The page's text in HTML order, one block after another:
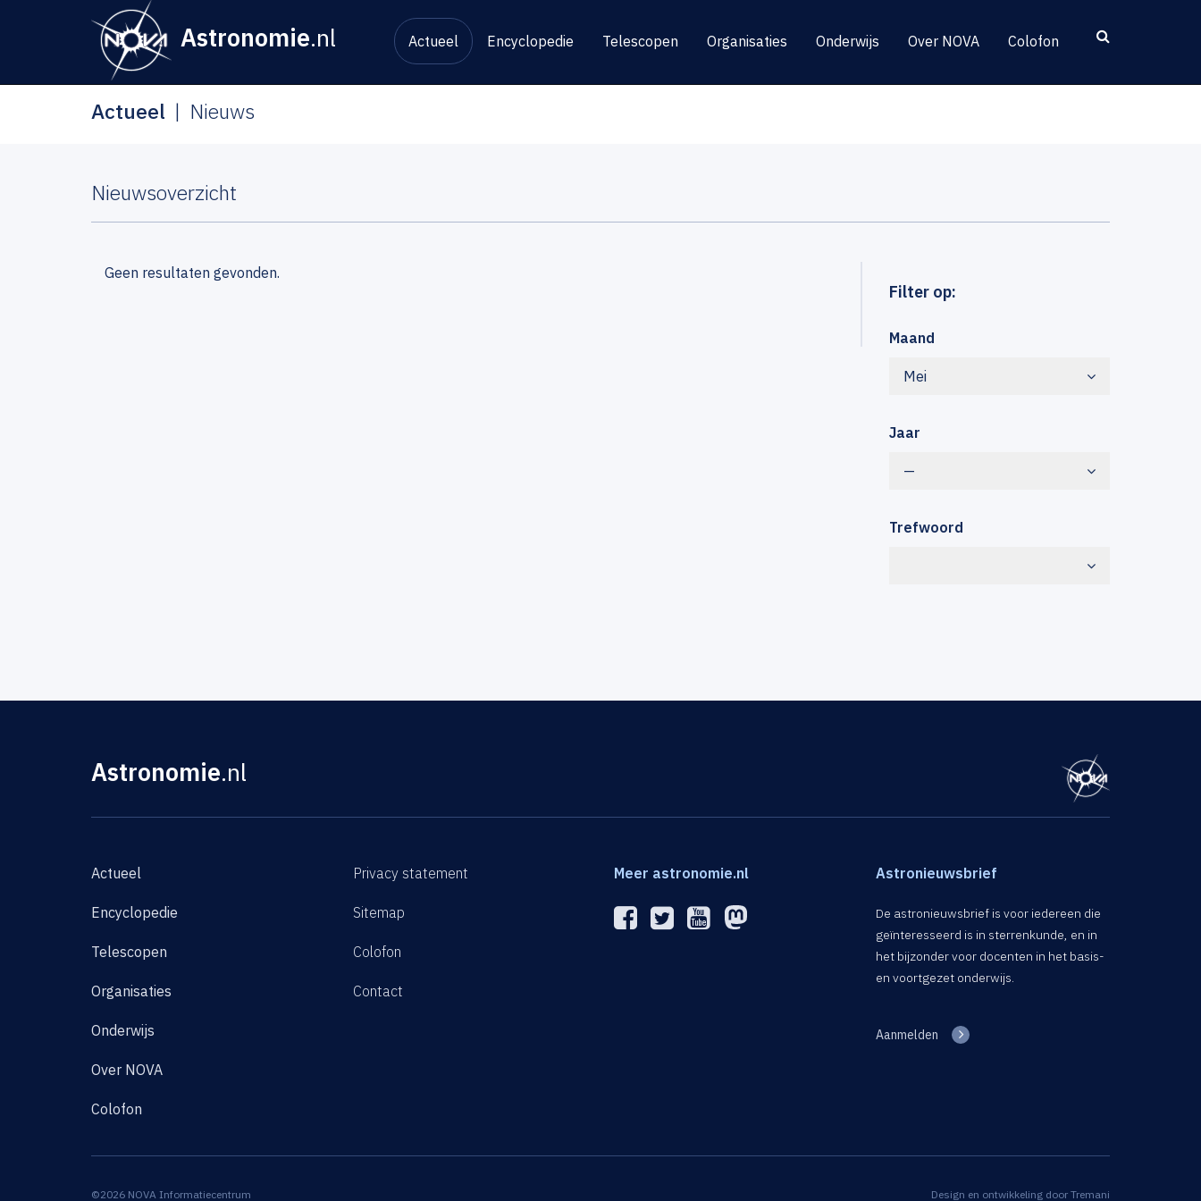
Astronomie.nl Actueel Encyclopedie Telescopen Organisaties Onderwijs Over NOVA Colofon
Actueel Nieuws
Nieuwsoverzicht
Filter op:
Maand
Mei
Jaar
—
Trefwoord
Geen resultaten gevonden.
Astronomie.nl
Actueel
Encyclopedie
Telescopen
Organisaties
Onderwijs
Over NOVA
Colofon
Privacy statement
Sitemap
Colofon
Contact
Meer astronomie.nl Astronieuwsbrief
De astronieuwsbrief is voor iedereen die
geïnteresseerd is in sterrenkunde, en in
het bijzonder voor docenten in het basis-
en voortgezet onderwijs.
Aanmelden
©2026 NOVA Informatiecentrum Design en ontwikkeling door Tremani